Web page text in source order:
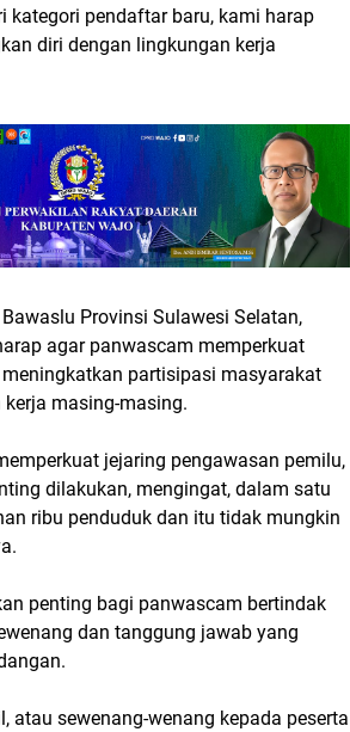
kategori pendaftar baru, kami harap
diri dengan lingkungan kerja
Provinsi Sulawesi Selatan,
agar panwascam memperkuat
partisipasi masyarakat
masing-masing.
jejaring pengawasan pemilu,
dilakukan, mengingat, dalam satu
ribu penduduk dan itu tidak mungkin
penting bagi panwascam bertindak
dan tanggung jawab yang
sewenang-wenang kepada peserta